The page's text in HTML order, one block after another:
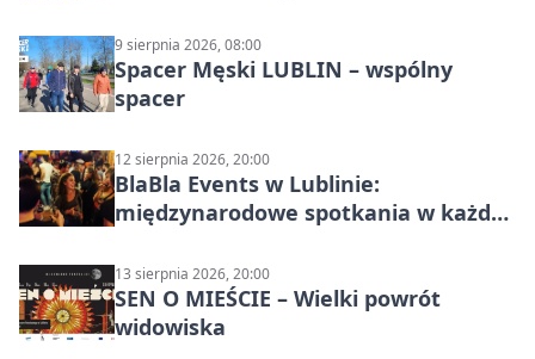
9 sierpnia 2026, 08:00
Spacer Męski LUBLIN – wspólny
spacer
12 sierpnia 2026, 20:00
BlaBla Events w Lublinie:
międzynarodowe spotkania w każdą
13 sierpnia 2026, 20:00
SEN O MIEŚCIE – Wielki powrót
widowiska